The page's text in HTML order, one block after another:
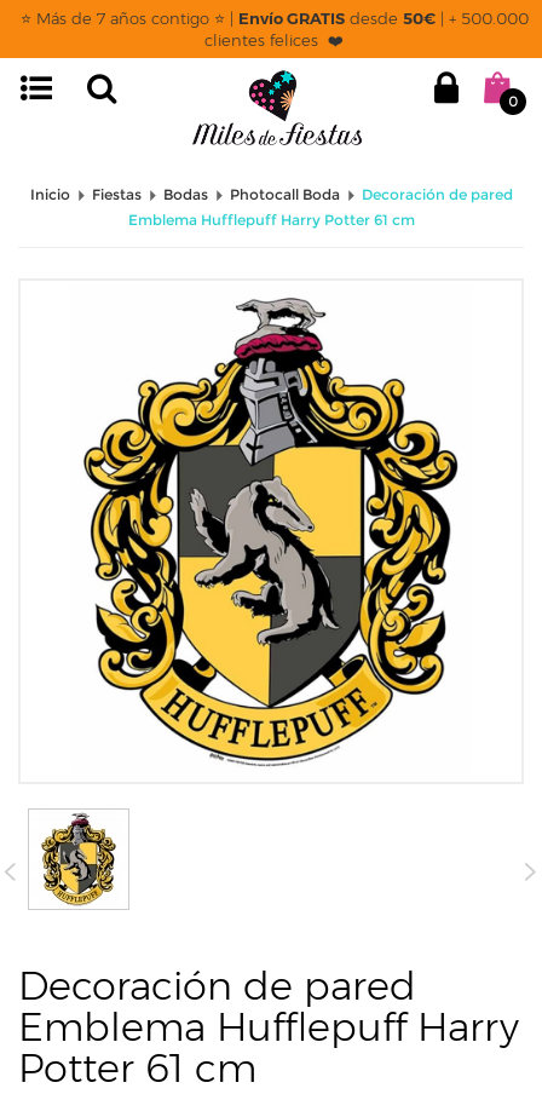
⭐ Más de 7 años contigo ⭐ | Envío GRATISdesde 50€| + 500.000
clientes felices ❤️
0
Inicio Fiestas Bodas Photocall Boda
Decoración de pared
Emblema Hufflepuff Harry Potter 61 cm​
Decoración de pared
Emblema Hufflepuff Harry
Potter 61 cm​